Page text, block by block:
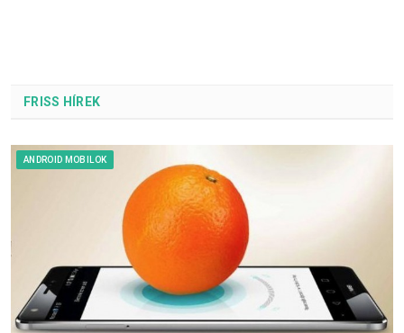
FRISS HÍREK
ANDROID MOBILOK